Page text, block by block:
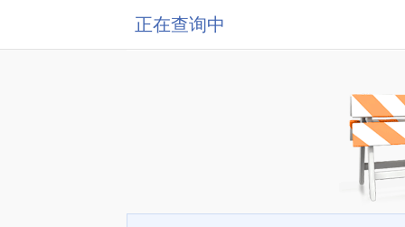
正在查询中